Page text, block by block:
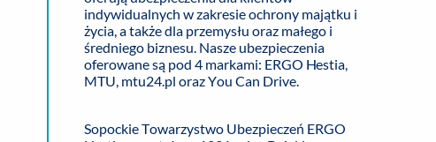
indywidualnych w zakresie ochrony majątku i
życia, a także dla przemysłu oraz małego i
średniego biznesu. Nasze ubezpieczenia
oferowane są pod 4 markami: ERGO Hestia,
MTU, mtu24.pl oraz You Can Drive.
Sopockie Towarzystwo Ubezpieczeń ERGO